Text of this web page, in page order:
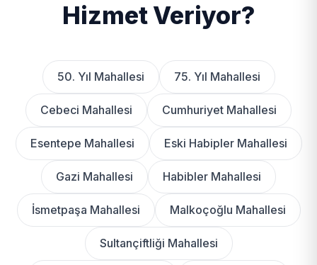
Hizmet Veriyor?
50. Yıl Mahallesi 75. Yıl Mahallesi
Cebeci Mahallesi Cumhuriyet Mahallesi
Esentepe Mahallesi Eski Habipler Mahallesi
Gazi Mahallesi Habibler Mahallesi
İsmetpaşa Mahallesi Malkoçoğlu Mahallesi
Sultançiftliği Mahallesi